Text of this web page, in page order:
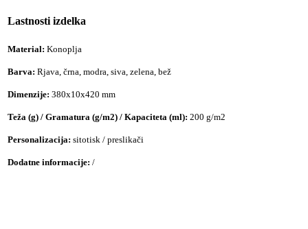
Lastnosti izdelka
Material: Konoplja
Barva: Rjava, črna, modra, siva, zelena, bež
Dimenzije: 380x10x420 mm
Teža (g) / Gramatura (g/m2) / Kapaciteta (ml): 200 g/m2
Personalizacija: sitotisk / preslikači
Dodatne informacije: /